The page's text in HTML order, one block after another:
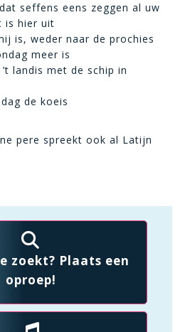
seffens eens zeggen al uw
is hier uit
is, weder naar de prochies
meer is
landis met de schip in
de koeis
pere spreekt ook al Latijn
zoekt? Plaats een
oproep!